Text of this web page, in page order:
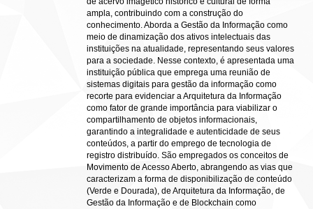
ampla, contribuindo com a construção do
conhecimento. Aborda a Gestão da Informação como
meio de dinamização dos ativos intelectuais das
instituições na atualidade, representando seus valores
para a sociedade. Nesse contexto, é apresentada uma
instituição pública que emprega uma reunião de
sistemas digitais para gestão da informação como
recorte para evidenciar a Arquitetura da Informação
como fator de grande importância para viabilizar o
compartilhamento de objetos informacionais,
garantindo a integralidade e autenticidade de seus
conteúdos, a partir do emprego de tecnologia de
registro distribuído. São empregados os conceitos de
Movimento de Acesso Aberto, abrangendo as vias que
caracterizam a forma de disponibilização de conteúdo
(Verde e Dourada), de Arquitetura da Informação, de
Gestão da Informação e de Blockchain como